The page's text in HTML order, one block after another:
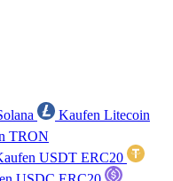
Kaufen Litecoin
TRON
USDT ERC20